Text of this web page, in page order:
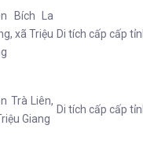
Bích La
xã Triệu Di tích cấp cấp
Trà Liên,
Giang
Di tích cấp cấp